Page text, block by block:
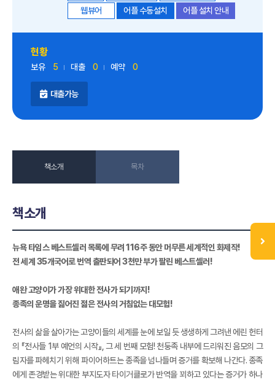
웹뷰어
어플 수동설치 어플 설치 안내
현황
보유 5 대출 0 예약 0
대출가능
책소개 목차
책소개
뉴욕 타임스 베스트셀러 목록에 무려 116주 동안 머무른 세계적인 화제작!
전 세계 35개국어로 번역 출판되어 3천만 부가 팔린 베스트셀러!
애완 고양이가 가장 위대한 전사가 되기까지!
종족의 운명을 짊어진 젊은 전사의 거침없는 대모험!
전사의 삶을 살아가는 고양이들의 세계를 눈에 보일 듯 생생하게 그려낸 에린 헌터
의 『전사들 1부 예언의 시작』, 그 세 번째 모험! 천둥족 내부에 드리워진 음모의 그
림자를 파헤치기 위해 파이어하트는 종족을 넘나들며 증거를 확보해 나간다. 종족
에게 존경받는 위대한 부지도자 타이거클로가 반역을 꾀하고 있다는 증거가 하나